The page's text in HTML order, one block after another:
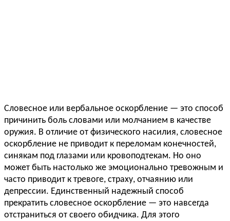
Словесное или вербальное оскорбление — это способ
причинить боль словами или молчанием в качестве
оружия. В отличие от физического насилия, словесное
оскорбление не приводит к переломам конечностей,
синякам под глазами или кровоподтекам. Но оно
может быть настолько же эмоционально тревожным и
часто приводит к тревоге, страху, отчаянию или
депрессии. Единственный надежный способ
прекратить словесное оскорбление — это навсегда
отстраниться от своего обидчика. Для этого